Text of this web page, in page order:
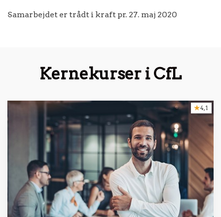
Samarbejdet er trådt i kraft pr. 27. maj 2020
Kernekurser i CfL
4,1